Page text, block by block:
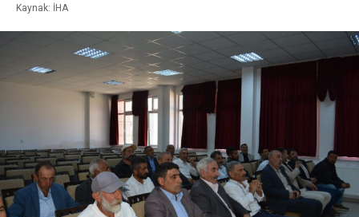
Kaynak: İHA